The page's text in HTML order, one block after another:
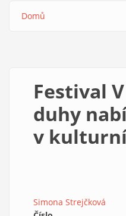
Domů
Festival
duhy
v
Simona Strejčková